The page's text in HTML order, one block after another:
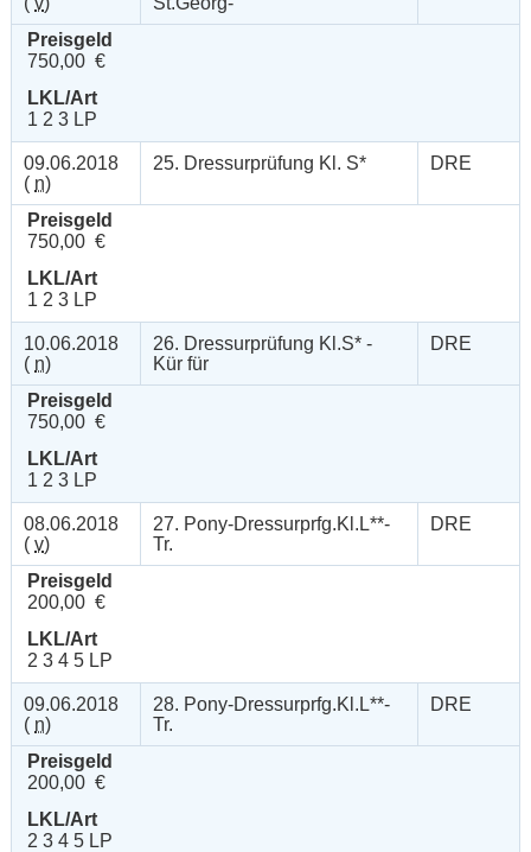
Preisgeld
750,00 €
LKL/Art
1 2 3 LP
09.06.2018
( n)
25. Dressurprüfung Kl. S* DRE
Preisgeld
750,00 €
LKL/Art
1 2 3 LP
10.06.2018
( n)
26. Dressurprüfung Kl.S* -
Kür für
DRE
Preisgeld
750,00 €
LKL/Art
1 2 3 LP
08.06.2018
( v)
27. Pony-Dressurprfg.Kl.L**-
Tr.
DRE
Preisgeld
200,00 €
LKL/Art
2 3 4 5 LP
09.06.2018
( n)
28. Pony-Dressurprfg.Kl.L**-
Tr.
DRE
Preisgeld
200,00 €
LKL/Art
2 3 4 5 LP